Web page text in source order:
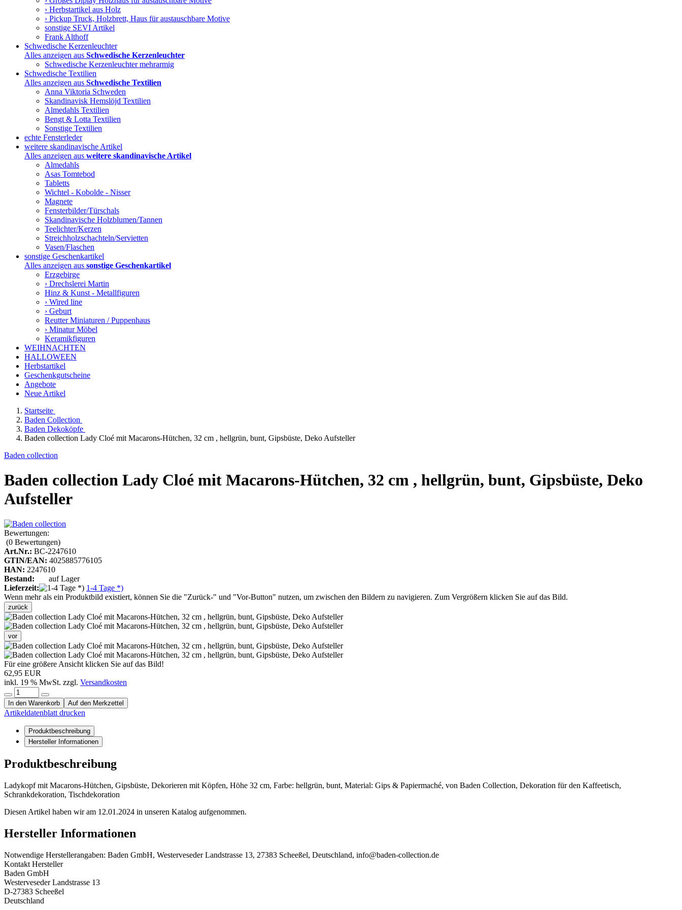
› Herbstartikel aus Holz
› Pickup Truck, Holzbrett, Haus für austauschbare Motive
sonstige SEVI Artikel
Frank Althoff
Schwedische Kerzenleuchter
Alles anzeigen aus Schwedische Kerzenleuchter
Schwedische Kerzenleuchter mehrarmig
Schwedische Textilien
Alles anzeigen aus Schwedische Textilien
Anna Viktoria Schweden
Skandinavisk Hemslöjd Textilien
Almedahls Textilien
Bengt & Lotta Textilien
Sonstige Textilien
echte Fensterleder
weitere skandinavische Artikel
Alles anzeigen aus weitere skandinavische Artikel
Almedahls
Asas Tomtebod
Tabletts
Wichtel - Kobolde - Nisser
Magnete
Fensterbilder/Türschals
Skandinavische Holzblumen/Tannen
Teelichter/Kerzen
Streichholzschachteln/Servietten
Vasen/Flaschen
sonstige Geschenkartikel
Alles anzeigen aus sonstige Geschenkartikel
Erzgebirge
› Drechslerei Martin
Hinz & Kunst - Metallfiguren
› Wired line
› Geburt
Reutter Miniaturen / Puppenhaus
› Minatur Möbel
Keramikfiguren
WEIHNACHTEN
HALLOWEEN
Herbstartikel
Geschenkgutscheine
Angebote
Neue Artikel
Startseite
Baden Collection
Baden Dekoköpfe
Baden collection Lady Cloé mit Macarons-Hütchen, 32 cm , hellgrün, bunt, Gipsbüste, Deko Aufsteller
Baden collection
Baden collection Lady Cloé mit Macarons-Hütchen, 32 cm , hellgrün, bunt, Gipsbüste, Deko
Aufsteller
Bewertungen:
(0 Bewertungen)
Art.Nr.: BC-2247610
GTIN/EAN: 4025885776105
HAN: 2247610
Bestand:
auf Lager
Lieferzeit:
1-4 Tage *)
Wenn mehr als ein Produktbild existiert, können Sie die "Zurück-" und "Vor-Button" nutzen, um zwischen den Bildern zu navigieren. Zum Vergrößern klicken Sie auf das Bild.
zurück
vor
Für eine größere Ansicht klicken Sie auf das Bild!
62,95 EUR
inkl. 19 % MwSt. zzgl. Versandkosten
In den Warenkorb Auf den Merkzettel
Artikeldatenblatt drucken
Produktbeschreibung
Hersteller Informationen
Produktbeschreibung
Ladykopf mit Macarons-Hütchen, Gipsbüste, Dekorieren mit Köpfen, Höhe 32 cm, Farbe: hellgrün, bunt, Material: Gips & Papiermaché, von Baden Collection, Dekoration für den Kaffeetisch,
Schrankdekoration, Tischdekoration
Diesen Artikel haben wir am 12.01.2024 in unseren Katalog aufgenommen.
Hersteller Informationen
Notwendige Herstellerangaben: Baden GmbH, Westerveseder Landstrasse 13, 27383 Scheeßel, Deutschland, info@baden-collection.de
Kontakt Hersteller
Baden GmbH
Westerveseder Landstrasse 13
D-27383 Scheeßel
Deutschland